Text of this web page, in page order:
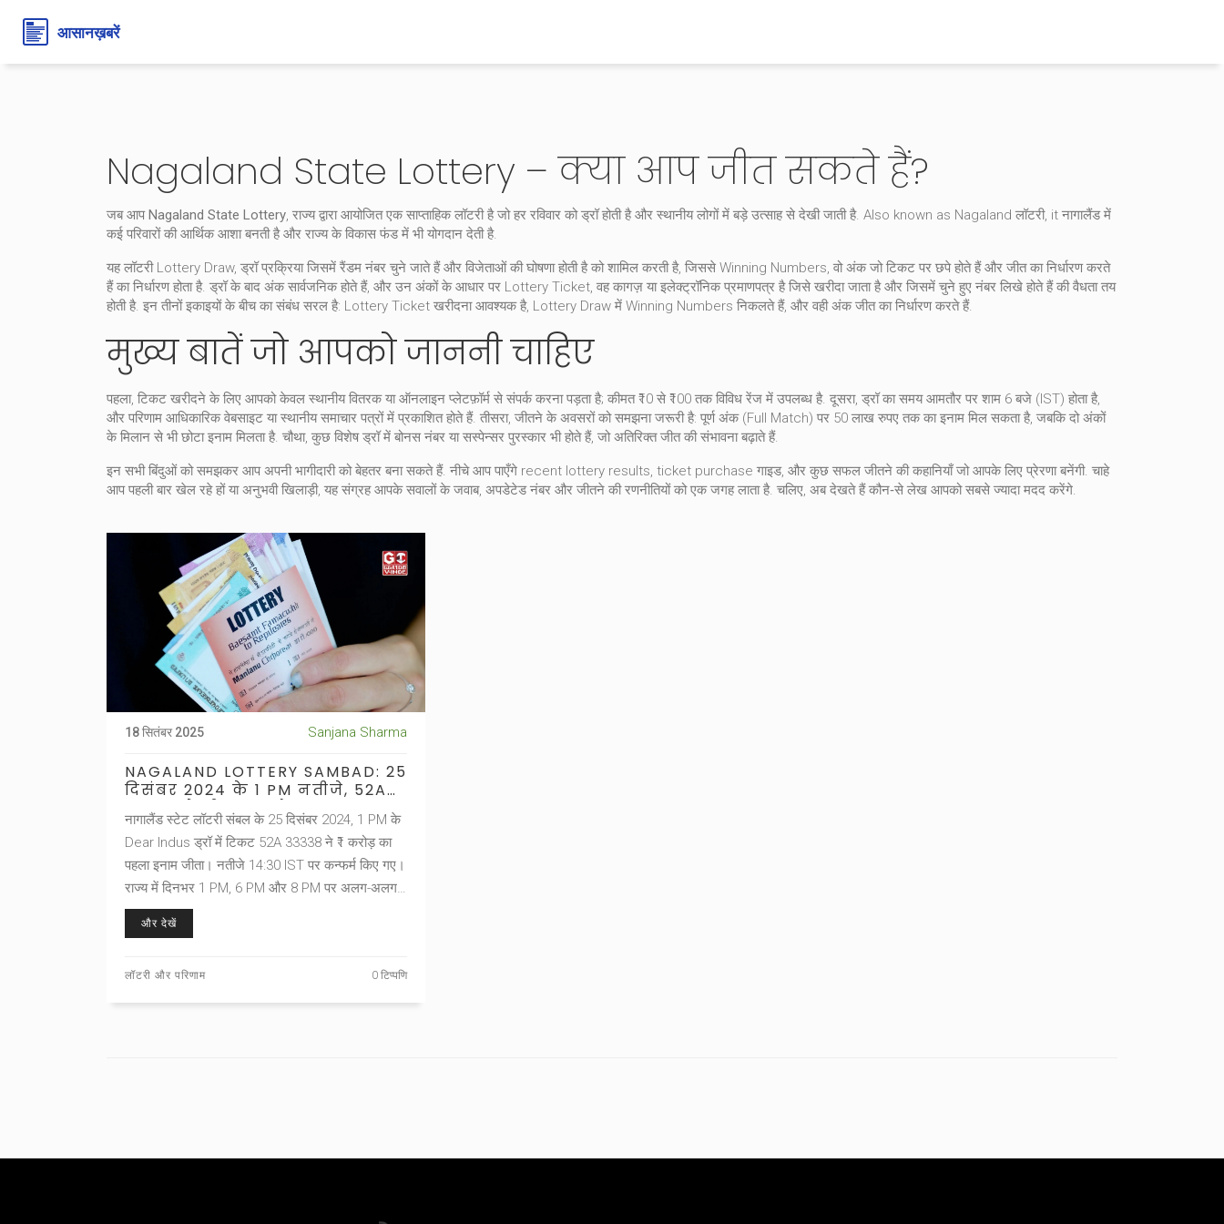
Nagaland State Lottery – क्या आप जीत सकते हैं?
जब आपNagaland State Lottery, राज्य द्वारा आयोजित एक साप्ताहिक लॉटरी है जो हर रविवार को ड्रॉ होती है और स्थानीय लोगों में बड़े उत्साह से देखी जाती है. Also known as Nagaland लॉटरी, it नागालैंड में
कई परिवारों की आर्थिक आशा बनती हैऔर राज्य के विकास फंड में भी योगदान देती है.
यह लॉटरी Lottery Draw, ड्रॉ प्रक्रिया जिसमें रैंडम नंबर चुने जाते हैं और विजेताओं की घोषणा होती हैको शामिल करती है, जिससे Winning Numbers, वो अंक जो टिकट पर छपे होते हैं और जीत का निर्धारण करते
हैंका निर्धारण होता है. ड्रॉ के बाद अंक सार्वजनिक होते हैं, और उन अंकों के आधार पर Lottery Ticket, वह कागज़ या इलेक्ट्रॉनिक प्रमाणपत्र है जिसे खरीदा जाता है और जिसमें चुने हुए नंबर लिखे होते हैंकी वैधता तय
होती है. इन तीनों इकाइयों के बीच का संबंध सरल है: Lottery Ticket खरीदना आवश्यक है, Lottery Draw में Winning Numbers निकलते हैं, और वही अंक जीत का निर्धारण करते हैं.
मुख्य बातें जो आपको जाननी चाहिए
पहला, टिकट खरीदने के लिए आपको केवल स्थानीय वितरक या ऑनलाइन प्लेटफ़ॉर्म से संपर्क करना पड़ता है; कीमत ₹10 से ₹100 तक विविध रेंज में उपलब्ध है. दूसरा, ड्रॉ का समय आमतौर पर शाम 6 बजे (IST) होता है,
और परिणाम आधिकारिक वेबसाइट या स्थानीय समाचार पत्रों में प्रकाशित होते हैं. तीसरा, जीतने के अवसरों को समझना जरूरी है: पूर्ण अंक (Full Match) पर 50 लाख रुपए तक का इनाम मिल सकता है, जबकि दो अंकों
के मिलान से भी छोटा इनाम मिलता है. चौथा, कुछ विशेष ड्रॉ में बोनस नंबर या सस्पेन्सर पुरस्कार भी होते हैं, जो अतिरिक्त जीत की संभावना बढ़ाते हैं.
इन सभी बिंदुओं को समझकर आप अपनी भागीदारी को बेहतर बना सकते हैं. नीचे आप पाएँगे recent lottery results, ticket purchase गाइड, और कुछ सफल जीतने की कहानियाँ जो आपके लिए प्रेरणा बनेंगी. चाहे
आप पहली बार खेल रहे हों या अनुभवी खिलाड़ी, यह संग्रह आपके सवालों के जवाब, अपडेटेड नंबर और जीतने की रणनीतियों को एक जगह लाता है. चलिए, अब देखते हैं कौन‑से लेख आपको सबसे ज्यादा मदद करेंगे.
18 सितंबर 2025 Sanjana Sharma
NAGALAND LOTTERY SAMBAD: 25
दिसंबर 2024 के 1 PM नतीजे, 52A
33338 ने जीता ₹1 करोड़
नागालैंड स्टेट लॉटरी संबल के 25 दिसंबर 2024, 1 PM के
Dear Indus ड्रॉ में टिकट 52A 33338 ने ₹1 करोड़ का
पहला इनाम जीता। नतीजे 14:30 IST पर कन्फर्म किए गए।
राज्य में दिनभर 1 PM, 6 PM और 8 PM पर अलग-अलग
ड्रॉ होते हैं। प्रतिभागी अपने टिकट नंबर मिलान कर
पुरस्कार का दावा कर सकते हैं।
और देखें
लॉटरी और परिणाम 0 टिप्पणि